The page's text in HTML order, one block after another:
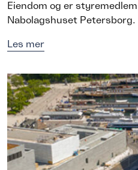
Eiendom og er styremedlem
Nabolagshuset Petersborg.
Les mer